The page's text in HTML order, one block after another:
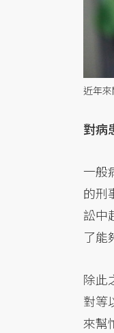
近年
對病
一般
的刑
訟中
了能
除此
對等
來幫